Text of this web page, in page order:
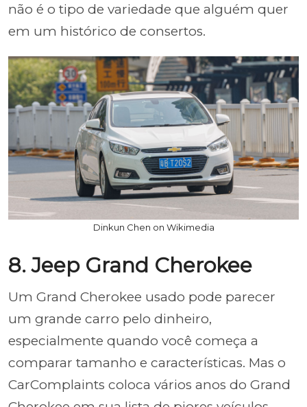
não é o tipo de variedade que alguém quer
em um histórico de consertos.
Dinkun Chen on Wikimedia
8. Jeep Grand Cherokee
Um Grand Cherokee usado pode parecer
um grande carro pelo dinheiro,
especialmente quando você começa a
comparar tamanho e características. Mas o
CarComplaints coloca vários anos do Grand